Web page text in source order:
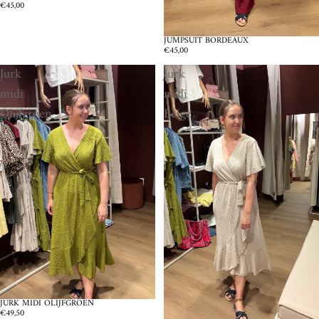
€45,00
JUMPSUIT BORDEAUX
€45,00
Jurk
midi
Olijfgroen
JURK MIDI OLIJFGROEN
€49,50
Jurk
midi
Beige